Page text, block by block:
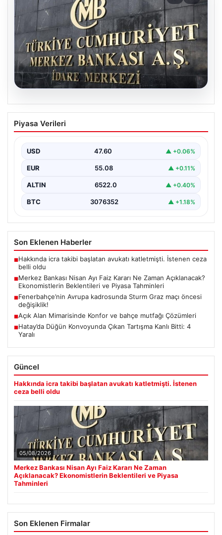
05.08.2026
Merkez Bankası Nisan Ayı Faiz Kararı Ne
Zaman Açıklanacak? Ekonomistlerin
Türkiye Cumhuriyet Merkez Bankası (TCMB) Para
üzere…
Piyasa Verileri
USD 47.60 ▲ +0.06%
EUR 55.08 ▲ +0.11%
ALTIN 6522.0 ▲ +0.40%
BTC 3076352 ▲ +1.18%
Son Eklenen Haberler
■Hakkında icra takibi başlatan avukatı katletmişti. İstenen ceza
belli oldu
■Merkez Bankası Nisan Ayı Faiz Kararı Ne Zaman Açıklanacak?
Ekonomistlerin Beklentileri ve Piyasa Tahminleri
■Fenerbahçe’nin Avrupa kadrosunda Sturm Graz maçı öncesi
değişiklik!
■Açık Alan Mimarisinde Konfor ve bahçe mutfağı Çözümleri
■Hatay’da Düğün Konvoyunda Çıkan Tartışma Kanlı Bitti: 4
Yaralı
Güncel
Hakkında icra takibi başlatan avukatı katletmişti. İstenen
ceza belli oldu
05/08/2026
Merkez Bankası Nisan Ayı Faiz Kararı Ne Zaman
Açıklanacak? Ekonomistlerin Beklentileri ve Piyasa
Tahminleri
Son Eklenen Firmalar